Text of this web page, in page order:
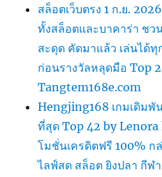
สล็อตเว็บตรง 1 ก.ย.
ทั้งสล็อตและบาคาร่า ชว
สะดุด คัดมาแล้ว เล่นได้
ก่อนรางวัลหลุดมือ Top
Tangtem168e.com
Hengjing168 เกมเดิมพั
ที่สุด Top 42 by
โมชั่นเครดิตฟรี 100% ก
ไลฟ์สด สล็อต ยิงปลา กีฬ